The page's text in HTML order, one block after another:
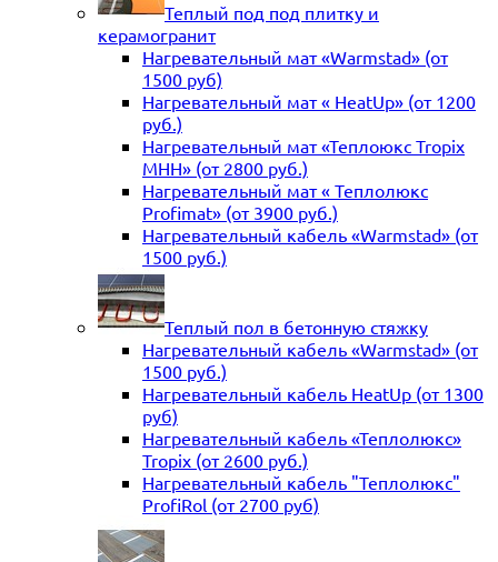
Теплый под под плитку и
керамогранит
Нагревательный мат «Warmstad» (от
1500 руб)
Нагревательный мат « HeatUp» (от 1200
руб.)
Нагревательный мат «Теплоюкс Tropix
MHH» (от 2800 руб.)
Нагревательный мат « Теплолюкс
Profimat» (от 3900 руб.)
Нагревательный кабель «Warmstad» (от
1500 руб.)
Теплый пол в бетонную стяжку
Нагревательный кабель «Warmstad» (от
1500 руб.)
Нагревательный кабель HeatUp (от 1300
руб)
Нагревательный кабель «Теплолюкс»
Tropix (от 2600 руб.)
Нагревательный кабель "Теплолюкс"
ProfiRol (от 2700 руб)